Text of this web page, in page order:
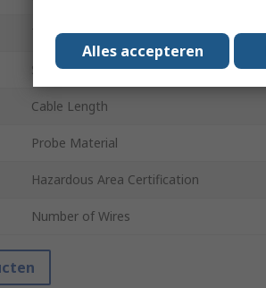
Termination Type
Series
Cable Length
Probe Material
Hazardous Area Certification
Number of Wires
Alles accepteren